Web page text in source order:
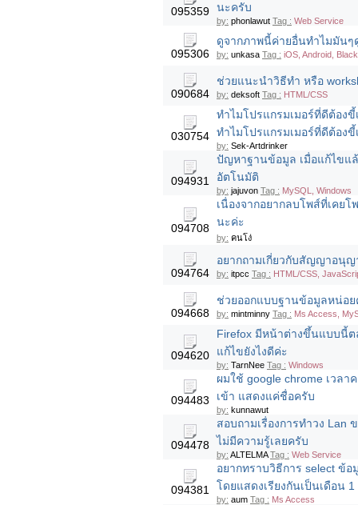
095359 นะครับ
by: phonlawut Tag : Web Service
095306
ดูจากภาพนี้ค่ายอื่นทำไมมัน
by: unkasa Tag : iOS, Android,
090684
ช่วยแนะนำวิธีทำ หรือ
by: deksoft Tag : HTML/CSS
030754
ทำไมโปรแกรมเมอร์ที่ดีต้องขี้
ทำไมโปรแกรมเมอร์ที่ดีต้องขี้
by: Sek-Artdrinker
094931
ปัญหาฐานข้อมูล เมื่อแก้ไขแ
อัตโนมัติ
by: jajuvon Tag : MySQL, Windows
094708
เนื่องจากอยากลบโพส์ที่เคย
นะค่ะ
by: คนโง่
094764
อยากถามเกี่ยวกับสัญญาอนุ
by: itpcc Tag : HTML/CSS,
094668
ช่วยออกแบบฐานข้อมูลหน่อย
by: mintminny Tag : Ms Access,
094620
Firefox มีหน้าต่างขึ้นแบบนี้ต
แก้ไขยังไงดีค่ะ
by: TarnNee Tag : Windows
094483
ผมใช้ google chrome เวลา
เข้า แสดงแค่ชื่อครับ
by: kunnawut
094478
สอบถามเรื่องการทำวง Lan
ไม่มีความรู้เลยครับ
by: ALTELMA Tag : Web Service
094381
อยากทราบวิธีการ select ข้
โดยแสดงเรียงกันเป็นเดือน
by: aum Tag : Ms Access